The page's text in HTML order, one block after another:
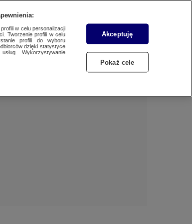
Dzień dobry!
ZALOGUJ SIĘ
w celu personalizacji
Tworzenie profili w celu
profili do wyboru
dzięki statystyce
Wykorzystywanie
Akceptuję
Pokaż cele